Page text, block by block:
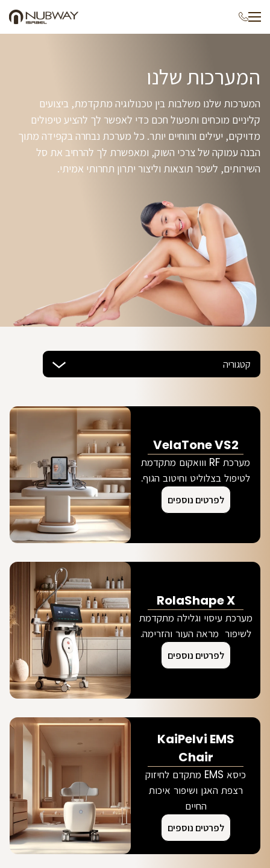
המערכות שלנו
המערכות שלנו משלבות בין טכנולוגיה מתקדמת, ביצועים
קליניים מוכחים ותפעול חכם כדי לאפשר לך להציע טיפולים
מדויקים, יעילים ורווחיים יותר. כל מערכת נבחרה בקפידה מתוך
הבנה עמוקה של צרכי השוק, ומאפשרת לך להרחיב את סל
השירותים, לשפר תוצאות וליצור יתרון תחרותי אמיתי.
קטגוריה
VelaTone VS2
מערכת RF ווואקום מתקדמת
לטיפול בצלוליט וחיטוב הגוף.
לפרטים נוספים
RolaShape X
מערכת עיסוי וגלילה מתקדמת
לשיפור מראה העור והזרימה.
לפרטים נוספים
KaiPelvi EMS
Chair
כיסא EMS מתקדם לחיזוק
רצפת האגן ושיפור איכות
החיים
לפרטים נוספים